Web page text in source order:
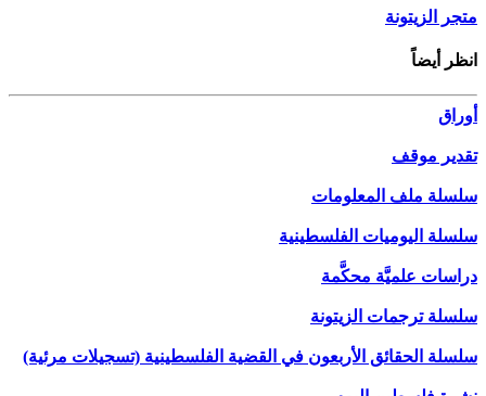
متجر الزيتونة
انظر أيضاً
أوراق
تقدير موقف
سلسلة ملف المعلومات
سلسلة اليوميات الفلسطينية
دراسات علميَّة محكَّمة
سلسلة ترجمات الزيتونة
سلسلة الحقائق الأربعون في القضية الفلسطينية (تسجيلات مرئية)